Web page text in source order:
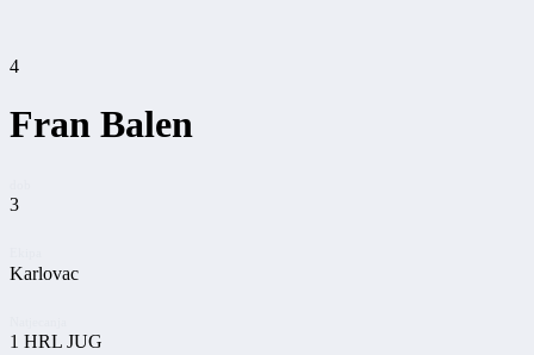
4
Fran Balen
3
Karlovac
1 HRL JUG